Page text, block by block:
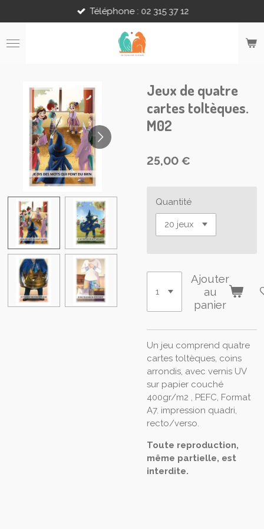
au
contenu
principal
Téléphone : 02 315 37 12
Jeux de quatre
cartes toltèques.
M02
25,00 €
Quantité
Ajouter
au
panier
Un jeu comprend quatre
cartes toltèques, coins
arrondis, avec vernis UV
sur papier couché
400gr/m2 , PEFC, Format
A7. impression quadri,
recto/verso.
Toute reproduction,
même partielle, est
interdite.